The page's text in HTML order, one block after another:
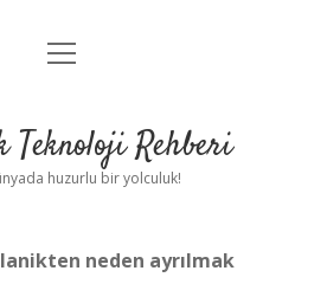
Anasayfa
Yasal Uyarı
menüyü
Teknoloji Rehberi
huzurlu bir yolculuk!
neden ayrılmak